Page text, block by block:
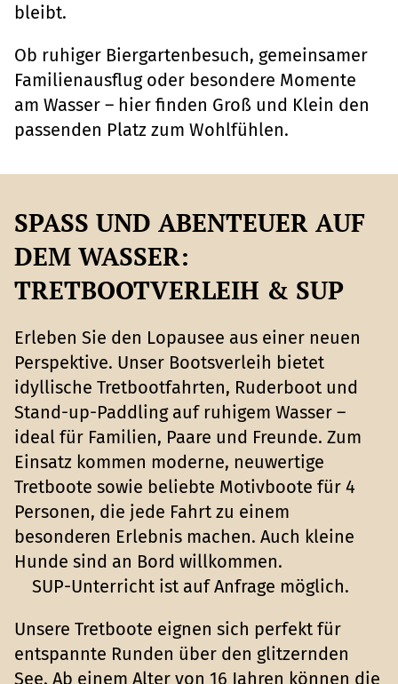
bleibt.
Ob ruhiger Biergartenbesuch, gemeinsamer
Familienausflug oder besondere Momente
am Wasser – hier finden Groß und Klein den
passenden Platz zum Wohlfühlen.
SPASS UND ABENTEUER AUF D
EM WASSER: T
RETBOOTVERLEIH & SUP
Erleben Sie den Lopausee aus einer neuen
Perspektive. Unser Bootsverleih bietet
idyllische Tretbootfahrten, Ruderboot und
Stand-up-Paddling auf ruhigem Wasser –
ideal für Familien, Paare und Freunde. Zum
Einsatz kommen moderne, neuwertige
Tretboote sowie beliebte Motivboote für 4
Personen, die jede Fahrt zu einem
besonderen Erlebnis machen. Auch kleine
Hunde sind an Bord willkommen.
SUP-Unterricht ist auf Anfrage möglich.
Unsere Tretboote eignen sich perfekt für
entspannte Runden über den glitzernden
See. Ab einem Alter von 16 Jahren können die